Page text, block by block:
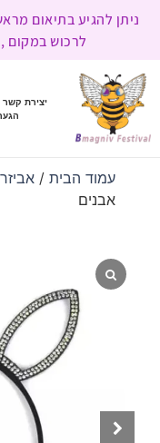
לרכוש במקום ,
יצירת קשר
עמוד הבית/
אבנים